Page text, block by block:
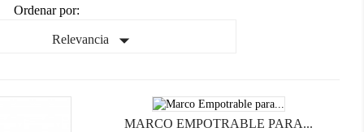
Ordenar por:
Relevancia 
MARCO EMPOTRABLE PARA...